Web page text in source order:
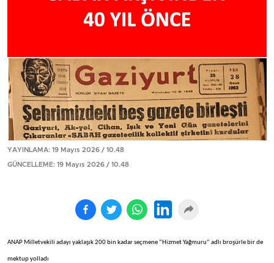
YAYINLAMA: 19 Mayıs 2026 / 10.48
GÜNCELLEME: 19 Mayıs 2026 / 10.48
ANAP Milletvekili adayı yaklaşık 200 bin kadar seçmene “Hizmet Yağmuru” adlı broşürle bir de
mektup yolladı